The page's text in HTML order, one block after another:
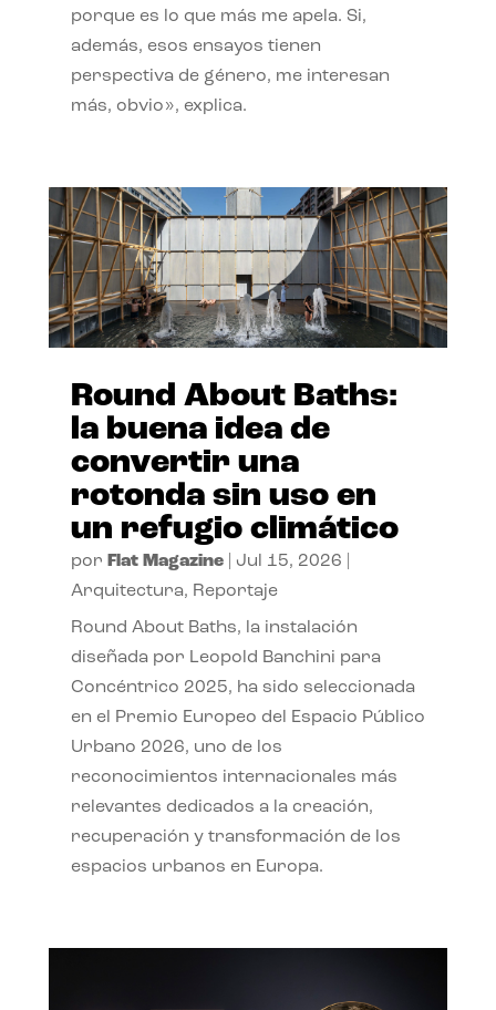
porque es lo que más me apela. Si,
además, esos ensayos tienen
perspectiva de género, me interesan
más, obvio», explica.
Round About Baths:
la buena idea de
convertir una
rotonda sin uso en
un refugio climático
por Flat Magazine| Jul 15, 2026
Arquitectura, Reportaje
Round About Baths, la instalación
diseñada por Leopold Banchini para
Concéntrico 2025, ha sido seleccionada
en el Premio Europeo del Espacio Público
Urbano 2026, uno de los
reconocimientos internacionales más
relevantes dedicados a la creación,
recuperación y transformación de los
espacios urbanos en Europa.